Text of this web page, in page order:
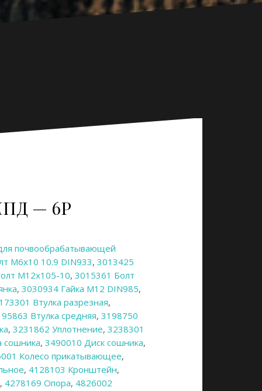
— 6Р
почвообрабатывающей
M6x10 10.9 DIN933,3013425
М12х105-10,3015361 Болт
,3030934 Гайка М12 DIN985,
Втулка разрезная,
Втулка средняя,3198750
,3231862 Уплотнение,3238301
сошника,3490010 Диск сошника,
Колесо прикатывающее,
, 4128103 Кронштейн,
, 4278169 Опора, 4826002